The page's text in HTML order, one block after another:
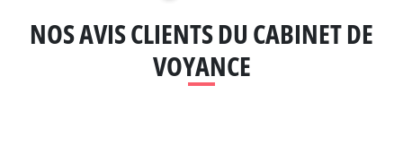
NOS AVIS CLIENTS DU CABINET DE
VOYANCE